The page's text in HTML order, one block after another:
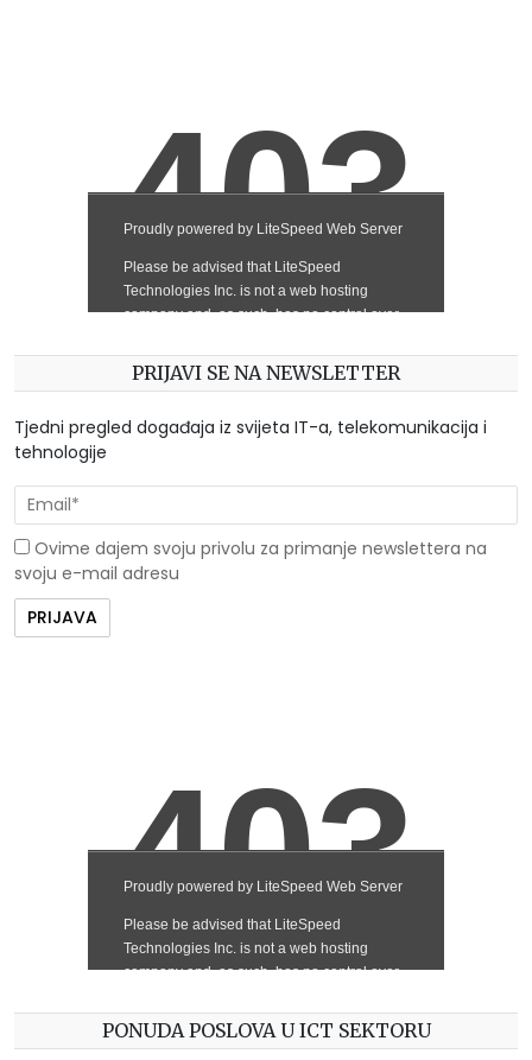
PRIJAVI SE NA NEWSLETTER
Tjedni pregled događaja iz svijeta IT-a, telekomunikacija i
tehnologije
Ovime dajem svoju privolu za primanje newslettera na
svoju e-mail adresu
PONUDA POSLOVA U ICT SEKTORU